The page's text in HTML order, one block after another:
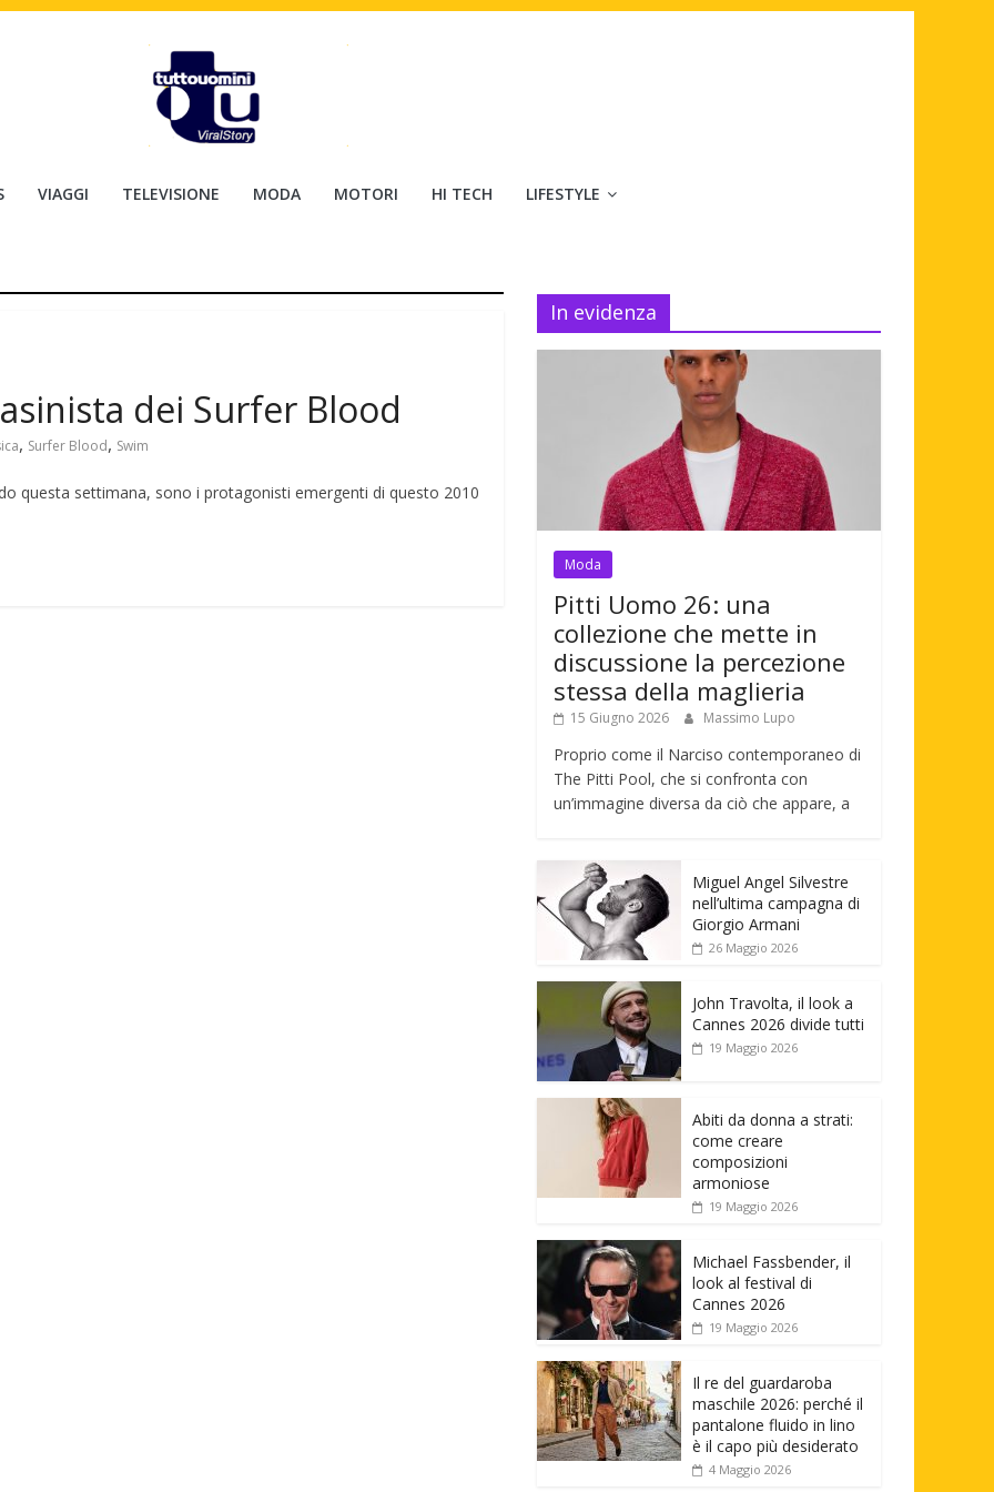
VIAGGI TELEVISIONE MODA MOTORI HI TECH LIFESTYLE
dei Surfer Blood
, Surfer Blood, Swim
questa settimana, sono i protagonisti emergenti di questo 2010
In evidenza
Moda
Pitti Uomo 26: una
collezione che mette in
discussione la percezione
stessa della maglieria
15 Giugno 2026 Massimo Lupo
Proprio come il Narciso contemporaneo di
The Pitti Pool, che si confronta con
un’immagine diversa da ciò che appare, a
Miguel Angel Silvestre
nell’ultima campagna di
Giorgio Armani
26 Maggio 2026
John Travolta, il look a
Cannes 2026 divide tutti
19 Maggio 2026
Abiti da donna a strati:
come creare
composizioni
armoniose
19 Maggio 2026
Michael Fassbender, il
look al festival di
Cannes 2026
19 Maggio 2026
Il re del guardaroba
maschile 2026: perché il
pantalone fluido in lino
è il capo più desiderato
4 Maggio 2026